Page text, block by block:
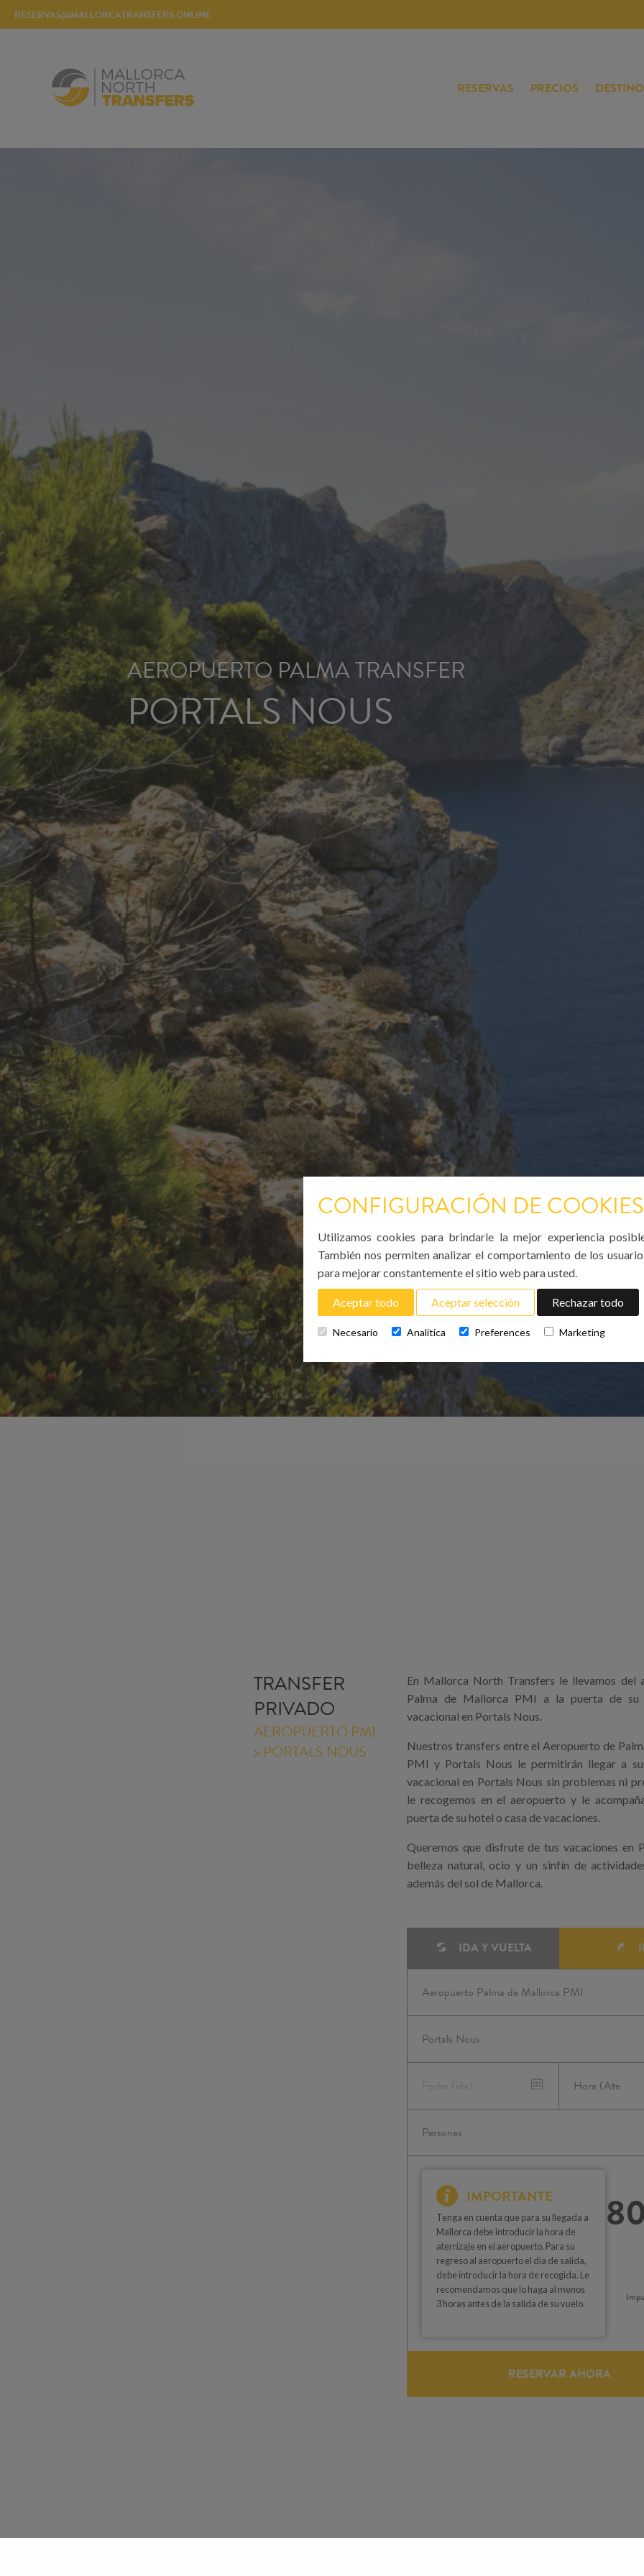
RESERVAS@MALLORCATRANSFERS.ONLINE
RESERVAS PRECIOS
AEROPUERTO PALMA TRANSFER
PORTALS NOUS
TRANSFER
PRIVADO
AEROPUERTO PMI
> PORTALS NOUS
En Mallorca North Transfers le llevamos del
Palma de Mallorca PMI a la puerta de su
vacacional en Portals Nous.
Nuestros transfers entre el Aeropuerto de
PMI y Portals Nous le permitirán llegar a
vacacional en Portals Nous sin problemas ni
le recogemos en el aeropuerto y le
puerta de su hotel o casa de vacaciones.
Queremos que disfrute de tus vacaciones en
belleza natural, ocio y un sinfín de
además del sol de Mallorca.
IDA Y VUELTA
IMPORTANTE
Tenga en cuenta que para su llegada a
Mallorca debe introducir la hora de
aterrizaje en el aeropuerto. Para su
regreso al aeropuerto el día de salida,
debe introducir la hora de recogida. Le
recomendamos que lo haga al menos
3 horas antes de la salida de su vuelo.
RESERVAR AHORA
CONFIGURACIÓN DE COOKIES
Utilizamos cookies para brindarle la mejor experiencia
También nos permiten analizar el comportamiento de los
para mejorar constantemente el sitio web para usted.
Aceptar todo Aceptar selección Rechazar todo
Necesario Analítica Preferences Marketing